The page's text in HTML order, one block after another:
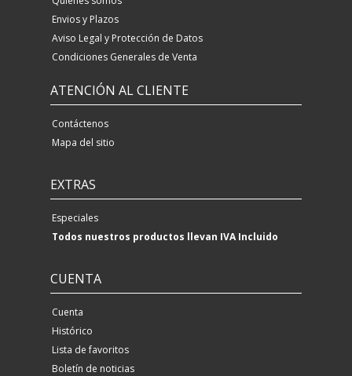
Envios y Plazos
Aviso Legal y Protección de Datos
Condiciones Generales de Venta
ATENCIÓN AL CLIENTE
Contáctenos
Mapa del sitio
EXTRAS
Especiales
Todos nuestros productos llevan IVA Incluido
CUENTA
Cuenta
Histórico
Lista de favoritos
Boletín de noticias